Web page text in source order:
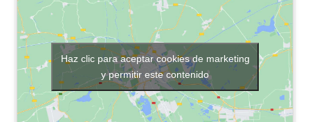
Haz clic para aceptar cookies de marketing
y permitir este contenido